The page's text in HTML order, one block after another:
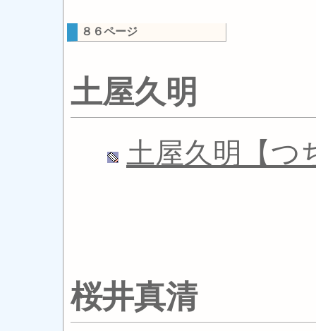
８６ページ
土屋久明
土屋久明【つ
桜井真清